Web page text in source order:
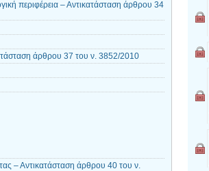
περιφέρεια – Αντικατάσταση άρθρου 34
άρθρου 37 του ν. 3852/2010
– Αντικατάσταση άρθρου 40 του ν.